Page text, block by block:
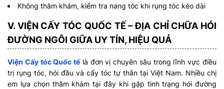
Không thăm khám, kiểm tra nang tóc khi rụng tóc kéo dài
V. VIỆN CẤY TÓC QUỐC TẾ – ĐỊA CHỈ CHỮA HÓI
ĐƯỜNG NGÔI GIỮA UY TÍN, HIỆU QUẢ
Viện Cấy tóc Quốc tếlà đơn vị chuyên sâu trong lĩnh vực điều
trị rụng tóc, hói đầu và cấy tóc tự thân tại Việt Nam. Nhiều chị
em lựa chọn thăm khám tại đây khi gặp tình trạng hói đường